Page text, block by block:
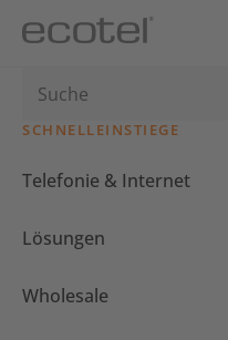
SCHNELLEINSTIEGE
Telefonie & Internet
Lösungen
Wholesale